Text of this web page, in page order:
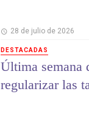
28 de julio de 2026
DESTACADAS
Última semana
regularizar las